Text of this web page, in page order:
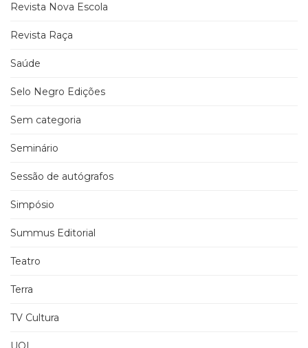
Revista Nova Escola
Revista Raça
Saúde
Selo Negro Edições
Sem categoria
Seminário
Sessão de autógrafos
Simpósio
Summus Editorial
Teatro
Terra
TV Cultura